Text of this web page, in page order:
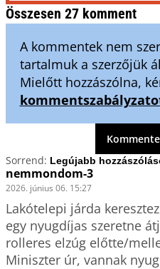
Összesen 27 komment
A kommentek nem
tartalmuk a szerzőjük
Mielőtt hozzászólna,
Sorrend:
nemmondom-3
2026. június 06. 15:27
Lakótelepi járda
egy nyugdíjas szeretne
rolleres elzúg előtte/
Miniszter úr, vannak